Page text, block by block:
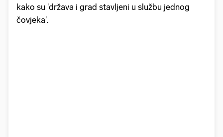
kako su 'država i grad stavljeni u službu jednog
čovjeka'.